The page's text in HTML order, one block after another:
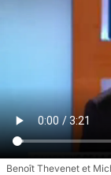
Benoît Thevenet et